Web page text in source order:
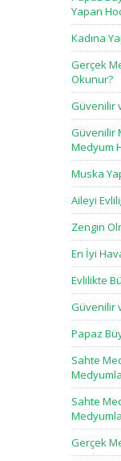
Yapan
Kadına
Gerçek
Okunur?
Güvenilir
Güvenilir
Medyum
Muska
Aileyi
Zengin
En İyi
Evlilikte
Güvenilir
Papaz
Sahte
Sahte
Gerçek